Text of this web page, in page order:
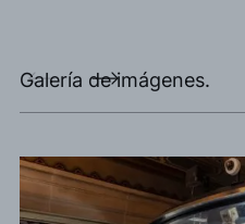
Galería de imágenes.